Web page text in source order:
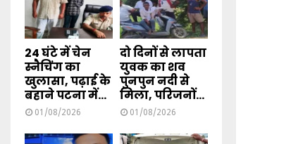
24 घंटे में चेन
स्नैचिंग का
खुलासा, पढ़ाई के
बहाने पटना में...
01/08/2026
दो दिनों से लापता
युवक का शव
पुनपुन नदी से
मिला, परिजनों...
01/08/2026